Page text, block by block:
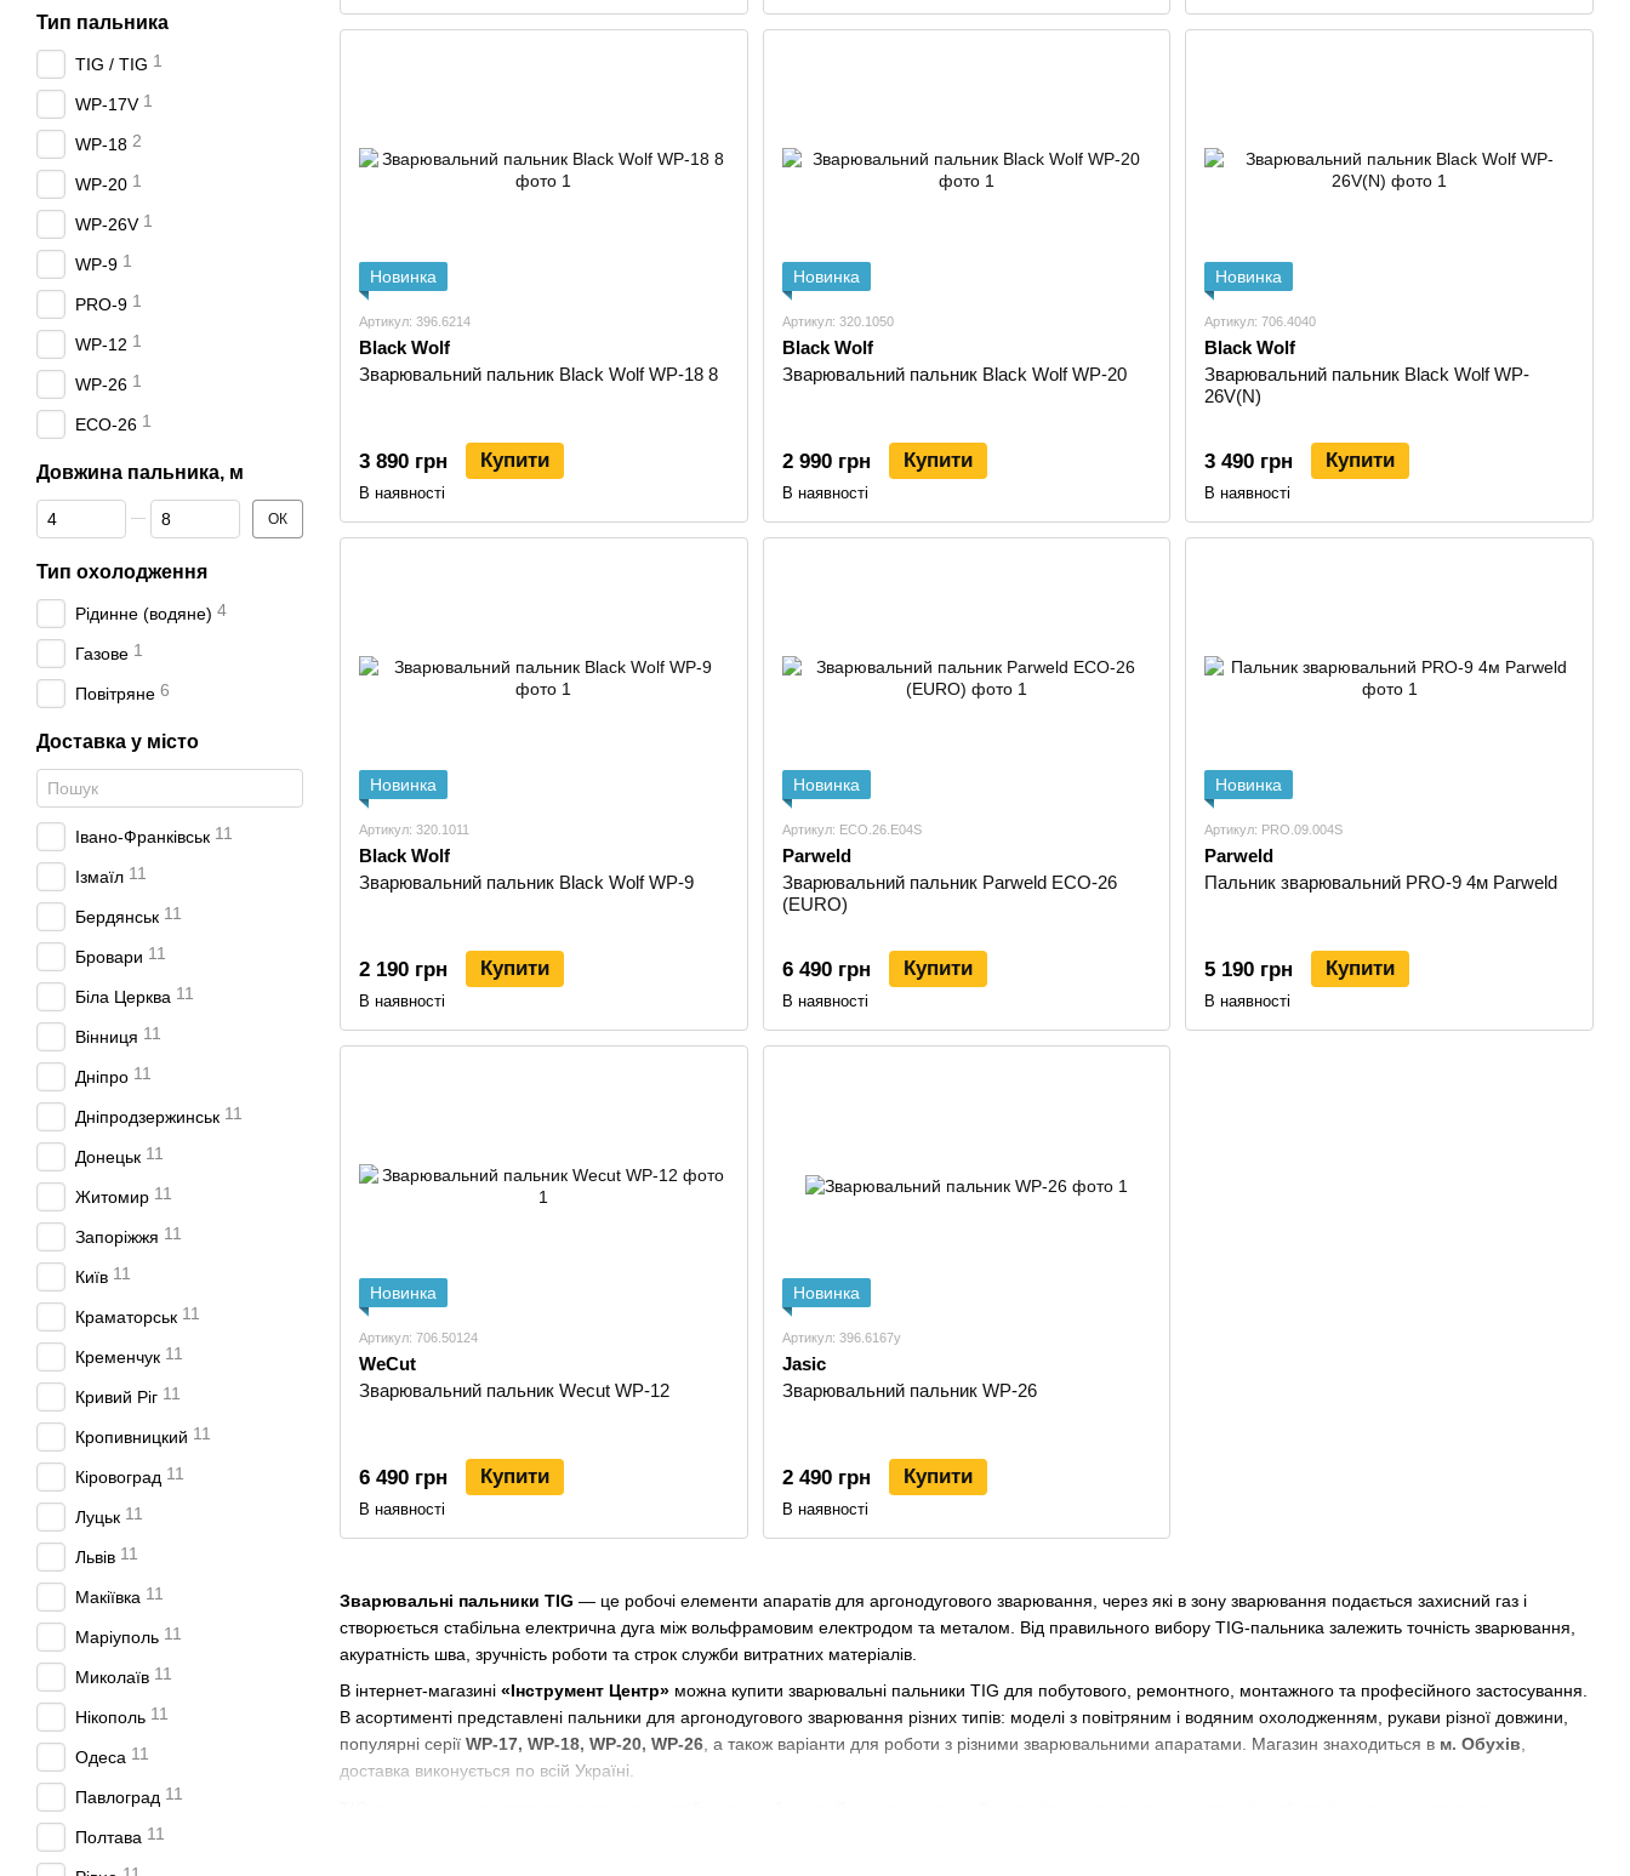
Зварювальні пальники TIG — це робочі елементи апаратів для аргонодугового зварювання, через які в зону зварювання подається захисний газ і
створюється стабільна електрична дуга між вольфрамовим електродом та металом. Від правильного вибору TIG-пальника залежить точність зварювання,
акуратність шва, зручність роботи та строк служби витратних матеріалів.
В інтернет-магазині «Інструмент Центр» можна купити зварювальні пальники TIG для побутового, ремонтного, монтажного та професійного застосування.
В асортименті представлені пальники для аргонодугового зварювання різних типів: моделі з повітряним і водяним охолодженням, рукави різної довжини,
популярні серії WP-17, WP-18, WP-20, WP-26, а також варіанти для роботи з різними зварювальними апаратами. Магазин знаходиться в м. Обухів,
доставка виконується по всій Україні.
Новинка
Артикул: 396.6214
Black Wolf
Зварювальний пальник Black Wolf WP-18 8
3 890 грн Купити
В наявності
Новинка
Артикул: 320.1050
Black Wolf
Зварювальний пальник Black Wolf WP-20
2 990 грн Купити
В наявності
Новинка
Артикул: 706.4040
Black Wolf
Зварювальний пальник Black Wolf WP-
26V(N)
3 490 грн Купити
В наявності
Новинка
Артикул: 320.1011
Black Wolf
Зварювальний пальник Black Wolf WP-9
2 190 грн Купити
В наявності
Новинка
Артикул: ECO.26.E04S
Parweld
Зварювальний пальник Parweld ECO-26
(EURO)
6 490 грн Купити
В наявності
Новинка
Артикул: PRO.09.004S
Parweld
Пальник зварювальний PRO-9 4м Parweld
5 190 грн Купити
В наявності
Новинка
Артикул: 706.50124
WeCut
Зварювальний пальник Wecut WP-12
6 490 грн Купити
В наявності
Новинка
Артикул: 396.6167y
Jasic
Зварювальний пальник WP-26
2 490 грн Купити
В наявності
Тип пальника
TIG / TIG 1
WP-17V 1
WP-18 2
WP-20 1
WP-26V 1
WP-9 1
PRO-9 1
WP-12 1
WP-26 1
ECO-26 1
Довжина пальника, м
Від Довжина пальника, м
До Довжина пальника, м ОК
Тип охолодження
Рідинне (водяне) 4
Газове 1
Повітряне 6
Доставка у місто
Івано-Франківськ 11
Ізмаїл 11
Бердянськ 11
Бровари 11
Біла Церква 11
Вінниця 11
Дніпро 11
Дніпродзержинськ 11
Донецьк 11
Житомир 11
Запоріжжя 11
Київ 11
Краматорськ 11
Кременчук 11
Кривий Ріг 11
Кропивницкий 11
Кіровоград 11
Луцьк 11
Львів 11
Макіївка 11
Маріуполь 11
Миколаїв 11
Нікополь 11
Одеса 11
Павлоград 11
Полтава 11